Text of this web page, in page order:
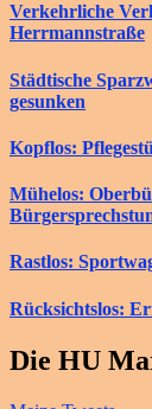
Verkehrliche
Herrmannstraße
Städtische
gesunken
Kopflos:
Mühelos:
Rastlos:
Rücksichtslos:
Die HU